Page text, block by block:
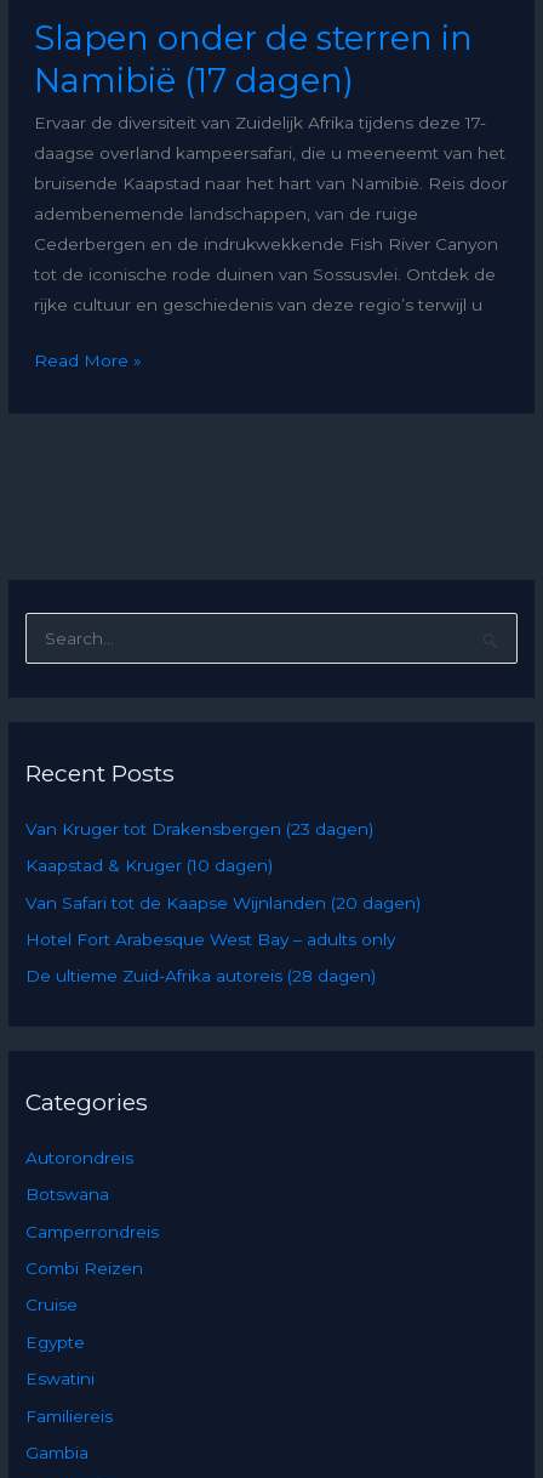
Slapen onder de sterren in
Namibië (17 dagen)
Ervaar de diversiteit van Zuidelijk Afrika tijdens deze 17-
daagse overland kampeersafari, die u meeneemt van het
bruisende Kaapstad naar het hart van Namibië. Reis door
adembenemende landschappen, van de ruige
Cederbergen en de indrukwekkende Fish River Canyon
tot de iconische rode duinen van Sossusvlei. Ontdek de
rijke cultuur en geschiedenis van deze regio’s terwijl u
Read More »
c
f
o
r
:
Recent Posts
Van Kruger tot Drakensbergen (23 dagen)
Kaapstad & Kruger (10 dagen)
Van Safari tot de Kaapse Wijnlanden (20 dagen)
Hotel Fort Arabesque West Bay – adults only
De ultieme Zuid-Afrika autoreis (28 dagen)
Categories
Autorondreis
Botswana
Camperrondreis
Combi Reizen
Cruise
Egypte
Eswatini
Familiereis
Gambia